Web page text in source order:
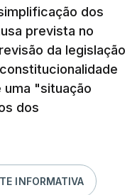
dos
prevista no
da legislação
"situação
dos
INFORMATIVA